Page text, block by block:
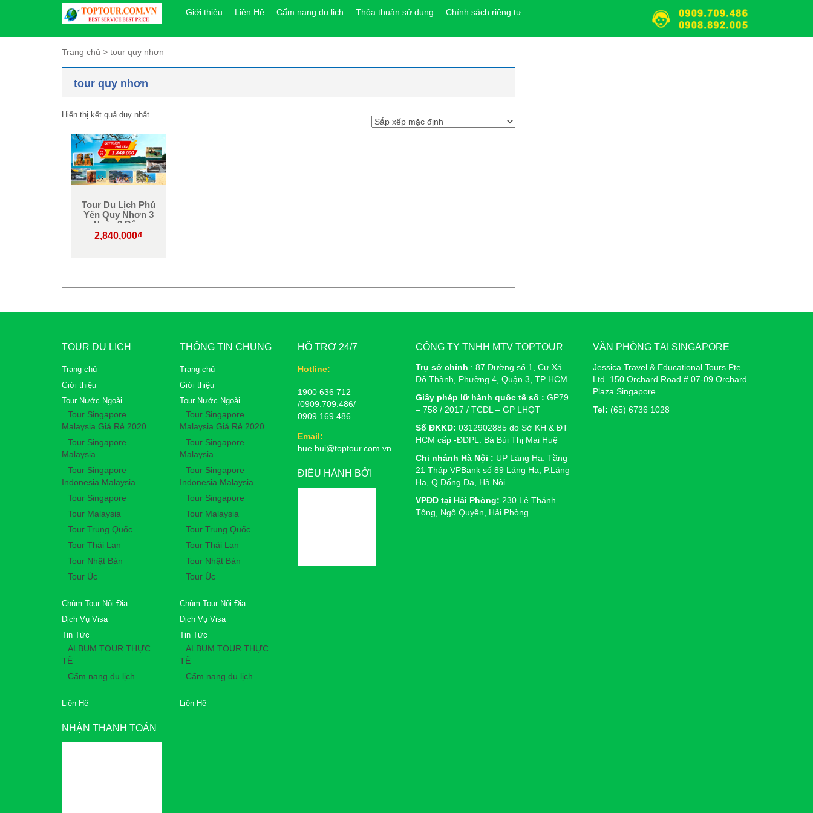
Giới thiệu Liên Hệ Cẩm nang du lịch Thỏa thuận sử dụng Chính sách riêng tư
Trang chủ > tour quy nhơn
tour quy nhơn
Hiển thị kết quả duy nhất
Tour Du Lịch Phú
Yên Quy Nhơn 3
Ngày 2 Đêm
2,840,000₫
TOUR DU LỊCH
Trang chủ
Giới thiệu
Tour Nước Ngoài
Tour Singapore
Malaysia Giá Rẻ 2020
Tour Singapore
Malaysia
Tour Singapore
Indonesia Malaysia
Tour Singapore
Tour Malaysia
Tour Trung Quốc
Tour Thái Lan
Tour Nhật Bản
Tour Úc
Chùm Tour Nội Địa
Dịch Vụ Visa
Tin Tức
ALBUM TOUR THỰC
TẾ
Cẩm nang du lịch
Liên Hệ
NHẬN THANH TOÁN
THÔNG TIN CHUNG
Trang chủ
Giới thiệu
Tour Nước Ngoài
Tour Singapore
Malaysia Giá Rẻ 2020
Tour Singapore
Malaysia
Tour Singapore
Indonesia Malaysia
Tour Singapore
Tour Malaysia
Tour Trung Quốc
Tour Thái Lan
Tour Nhật Bản
Tour Úc
Chùm Tour Nội Địa
Dịch Vụ Visa
Tin Tức
ALBUM TOUR THỰC
TẾ
Cẩm nang du lịch
Liên Hệ
HỖ TRỢ 24/7
Hotline:
1900 636 712
/0909.709.486/
0909.169.486
Email:
hue.bui@toptour.com.vn
ĐIỀU HÀNH BỞI
CÔNG TY TNHH MTV TOPTOUR
Trụ sở chính : 87 Đường số 1, Cư Xá
Đô Thành, Phường 4, Quận 3, TP HCM
Giấy phép lữ hành quốc tế số : GP79
– 758 / 2017 / TCDL – GP LHQT
Số ĐKKD: 0312902885 do Sở KH & ĐT
HCM cấp -ĐDPL: Bà Bùi Thị Mai Huệ
Chi nhánh Hà Nội : UP Láng Hạ: Tầng
21 Tháp VPBank số 89 Láng Hạ, P.Láng
Hạ, Q.Đống Đa, Hà Nội
VPĐD tại Hải Phòng: 230 Lê Thánh
Tông, Ngô Quyền, Hải Phòng
VĂN PHÒNG TẠI SINGAPORE
Jessica Travel & Educational Tours Pte.
Ltd. 150 Orchard Road # 07-09 Orchard
Plaza Singapore
Tel: (65) 6736 1028